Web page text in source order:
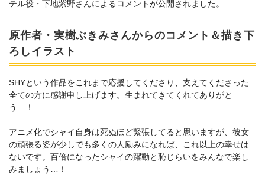
テル役・下地紫野さんによるコメントが公開されました。
原作者・実樹ぶきみさんからのコメント＆描き下
ろしイラスト
SHYという作品をこれまで応援してくださり、支えてくださった
全ての方に感謝申し上げます。生まれてきてくれてありがと
う…！
アニメ化でシャイ自身は死ぬほど緊張してると思いますが、彼女
の頑張る姿が少しでも多くの人励みになれば、これ以上の幸せは
ないです。百倍になったシャイの躍動と恥じらいをみんなで楽し
みましょう…！